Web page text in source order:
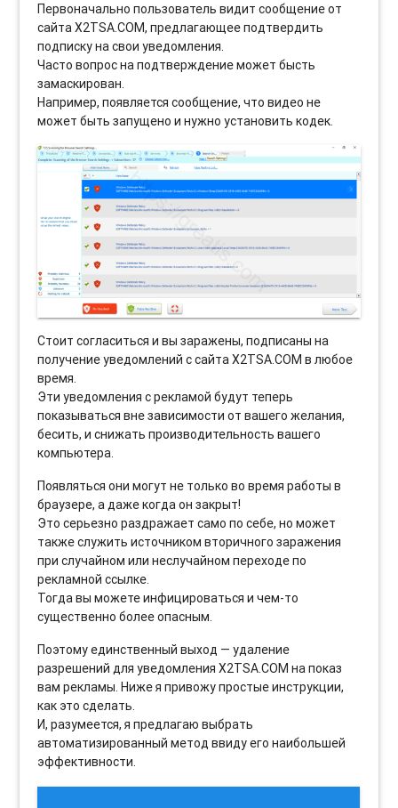
Первоначально пользователь видит сообщение от
сайта X2TSA.COM, предлагающее подтвердить
подписку на свои уведомления.
Часто вопрос на подтверждение может бысть
замаскирован.
Например, появляется сообщение, что видео не
может быть запущено и нужно установить кодек.
Стоит согласиться и вы заражены, подписаны на
получение уведомлений с сайта X2TSA.COM в любое
время.
Эти уведомления с рекламой будут теперь
показываться вне зависимости от вашего желания,
бесить, и снижать производительность вашего
компьютера.
Появляться они могут не только во время работы в
браузере, а даже когда он закрыт!
Это серьезно раздражает само по себе, но может
также служить источником вторичного заражения
при случайном или неслучайном переходе по
рекламной ссылке.
Тогда вы можете инфицироваться и чем-то
существенно более опасным.
Поэтому единственный выход — удаление
разрешений для уведомления X2TSA.COM на показ
вам рекламы. Ниже я привожу простые инструкции,
как это сделать.
И, разумеется, я предлагаю выбрать
автоматизированный метод ввиду его наибольшей
эффективности.